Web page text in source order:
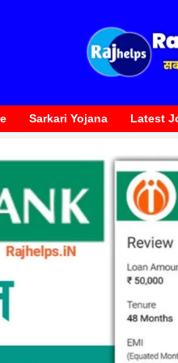
Sarkari Yojana Latest